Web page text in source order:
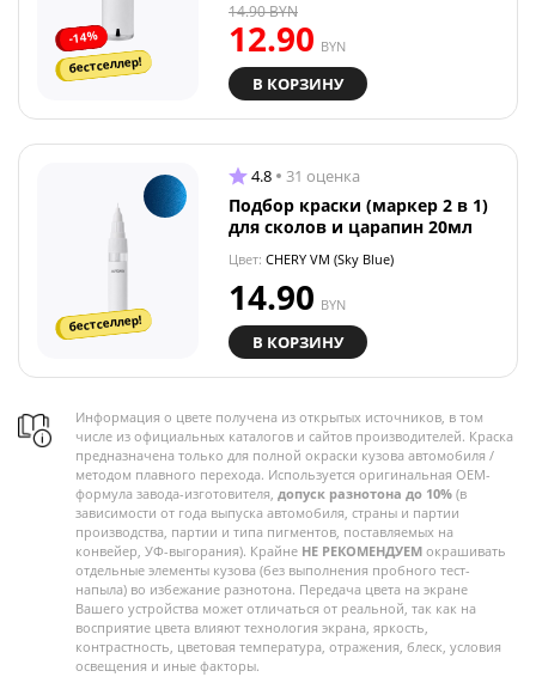
-14%
бестселлер!
12.90 BYN
14.90BYN
В КОРЗИНУ
бестселлер!
4.8 31 оценка
Подбор краски (маркер 2 в 1)
для сколов и царапин 20мл
Цвет: CHERY VM (Sky Blue)
14.90 BYN
В КОРЗИНУ
Информация о цвете получена из открытых источников, в том
числе из официальных каталогов и сайтов производителей. Краска
предназначена только для полной окраски кузова автомобиля /
методом плавного перехода. Используется оригинальная OEM-
формула завода-изготовителя, допуск разнотона до 10% (в
зависимости от года выпуска автомобиля, страны и партии
производства, партии и типа пигментов, поставляемых на
конвейер, УФ-выгорания). Крайне НЕ РЕКОМЕНДУЕМ окрашивать
отдельные элементы кузова (без выполнения пробного тест-
напыла) во избежание разнотона. Передача цвета на экране
Вашего устройства может отличаться от реальной, так как на
восприятие цвета влияют технология экрана, яркость,
контрастность, цветовая температура, отражения, блеск, условия
освещения и иные факторы.